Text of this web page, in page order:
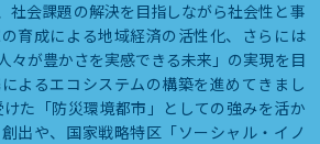
社会課題の解決を目指しながら社会性と事
育成による地域経済の活性化、さらには
々が豊かさを実感できる未来」の実現を目
よるエコシステムの構築を進めてきまし
た「防災環境都市」としての強みを活か
出や、国家戦略特区「ソーシャル・イノ